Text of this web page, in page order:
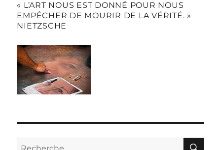
« L’ART NOUS EST DONNÉ POUR NOUS
EMPÊCHER DE MOURIR DE LA VÉRITÉ. »
NIETZSCHE
Recherche